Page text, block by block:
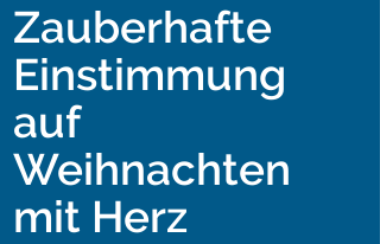
Zauberhafte
Einstimmung
auf
Weihnachten
mit Herz